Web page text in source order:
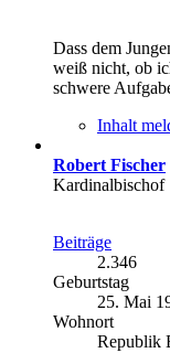
Dass dem
weiß nicht, ob
schwere
Inhalt
Robert Fischer
Kardinalbischof
Beiträge
2.346
Geburtstag
25. Mai
Wohnort
Republik